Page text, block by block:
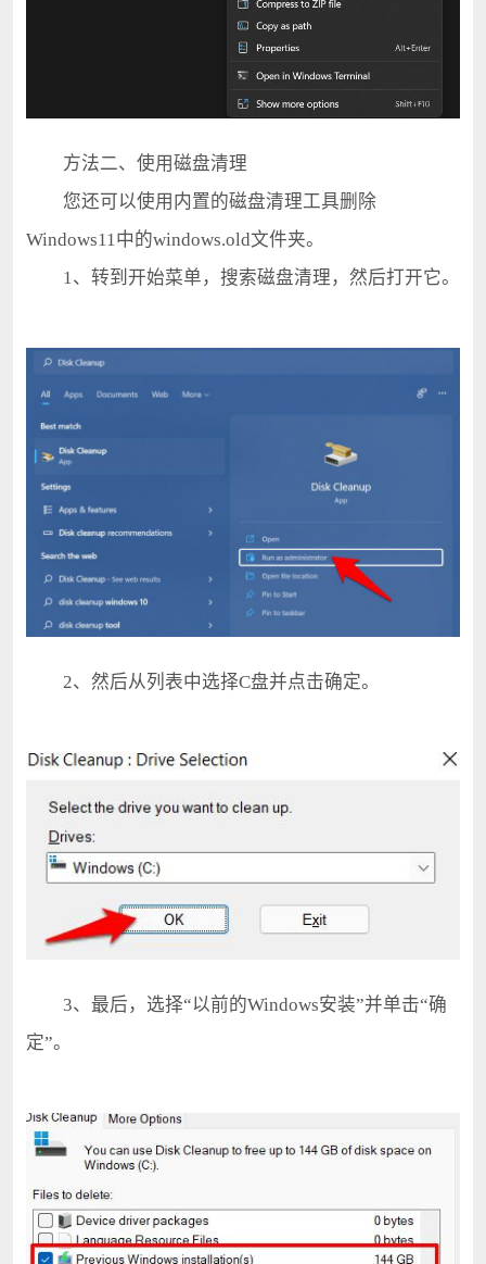
方法二、使用磁盘清理
您还可以使用内置的磁盘清理工具删除
Windows11中的windows.old文件夹。
1、转到开始菜单，搜索磁盘清理，然后打开它。
2、然后从列表中选择C盘并点击确定。
3、最后，选择“以前的Windows安装”并单击“确
定”。